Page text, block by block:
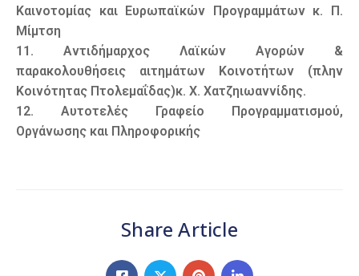
Καινοτομίας και Ευρωπαϊκών Προγραμμάτων κ. Π.
Μίμτση
11. Αντιδήμαρχος Λαϊκών Αγορών &
παρακολουθήσεις αιτημάτων Κοινοτήτων (πλην
Κοινότητας Πτολεμαΐδας)κ. Χ. Χατζηιωαννίδης.
12. Αυτοτελές Γραφείο Προγραμματισμού,
Οργάνωσης και Πληροφορικής
Share Article